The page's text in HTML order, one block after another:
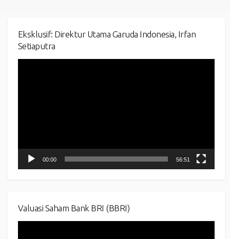
Eksklusif: Direktur Utama Garuda Indonesia, Irfan
Setiaputra
00:00 56:51
Valuasi Saham Bank BRI (BBRI)